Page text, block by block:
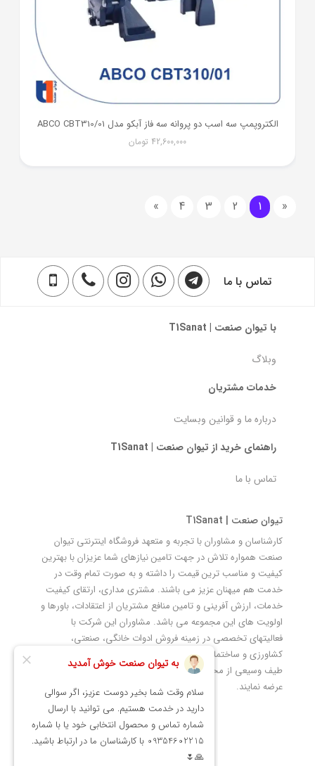
الکتروپمپ سه اسب دو پروانه سه فاز آبکو مدل ABCO CBT310/01
42,600,000 تومان
«
1
2
3
4
»
تماس با ما
با تیوان صنعت | T1Sanat
وبلاگ
خدمات مشتریان
درباره ما و قوانین وبسایت
راهنمای خرید از تیوان صنعت | T1Sanat
تماس با ما
تیوان صنعت | T1Sanat
کارشناسان و مشاوران با تجربه و متعهد فروشگاه اینترنتی تیوان
صنعت همواره تلاش در جهت تامین نیازهای شما عزیزان با بهترین
کیفیت و مناسب ترین قیمت را داشته و به صورت تمام وقت در
خدمت هم میهنان عزیز می باشند. مشتری مداری، ارتقای کیفیت
خدمات، ارزش آفرینی و تامین منافع مشتریان از اعتقادات، باورها و
اولویت های این مجموعه می باشد. مشاوران این شرکت با
فعالیتهای تخصصی در زمینه فروش ادوات خانگی، صنعتی،
کشاورزی و ساختمانی در نظر دارند ضمن ارتقاء کیفی خرید آسان
طیف وسیعی از محصولات صنعتی را به مصرف کنندگان محترم
عرضه نمایند.